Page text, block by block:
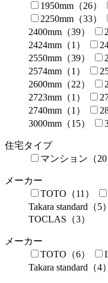
1950mm（26）
2250mm（33）
2400mm（39）
2424mm（1）
2550mm（39）
2574mm（1）
2600mm（22）
2723mm（1）
2740mm（1）
3000mm（15）
住宅タイプ
マンション（20
メーカー
TOTO（11）
Takara standard（5）
TOCLAS（3）
メーカー
TOTO（6）
Takara standard（4）